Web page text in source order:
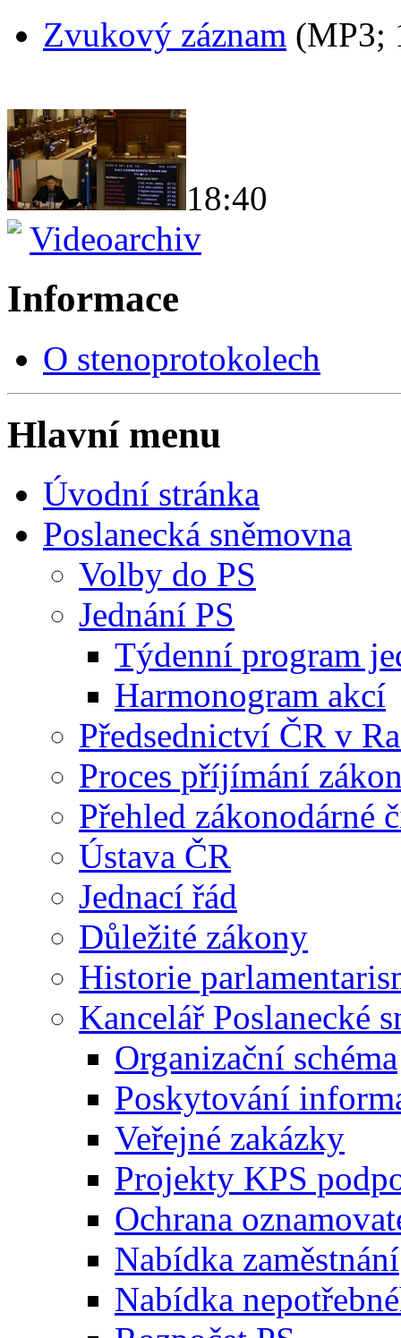
Zvukový záznam (MP3;
18:40
Videoarchiv
Informace
O stenoprotokolech
Hlavní menu
Úvodní stránka
Poslanecká sněmovna
Volby do PS
Jednání PS
Týdenní program
Harmonogram akcí
Předsednictví ČR v
Proces příjímání
Přehled zákonodárné
Ústava ČR
Jednací řád
Důležité zákony
Historie
Kancelář Poslanecké
Organizační schéma
Poskytování
Veřejné zakázky
Projekty KPS
Ochrana
Nabídka zaměstnání
Nabídka